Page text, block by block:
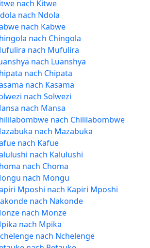
nach Kitwe
nach Ndola
nach Kabwe
nach Chingola
nach Mufulira
nach Luanshya
nach Chipata
nach Kasama
nach Solwezi
nach Mansa
nach Chililabombwe
nach Mazabuka
nach Kafue
nach Kalulushi
nach Choma
nach Mongu
Mposhi nach Kapiri Mposhi
nach Nakonde
nach Monze
nach Mpika
nach Nchelenge